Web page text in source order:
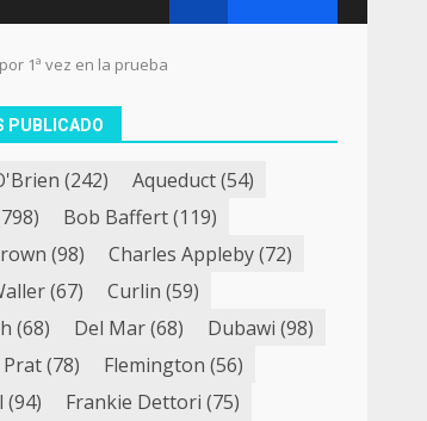
por 1ª vez en la prueba
PUBLICADO
(242) Aqueduct(54)
Bob Baffert(119)
(98) Charles Appleby(72)
(67) Curlin (59)
(68) Del Mar(68) Dubawi (98)
Prat(78) Flemington (56)
(94) Frankie Dettori (75)